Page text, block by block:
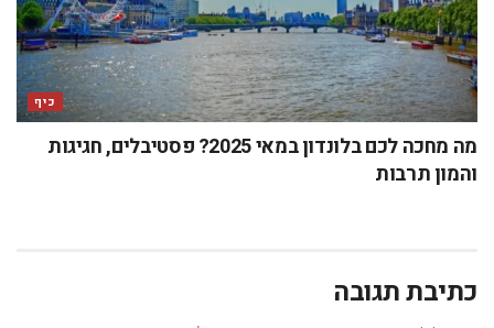
כיף
מה מחכה לכם בלונדון במאי 2025? פסטיבלים, חגיגות
והמון תרבות
כתיבת תגובה